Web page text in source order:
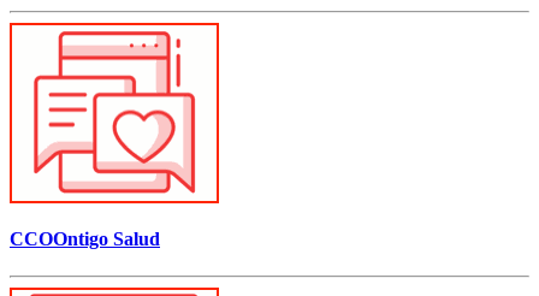
CCOOntigo Salud